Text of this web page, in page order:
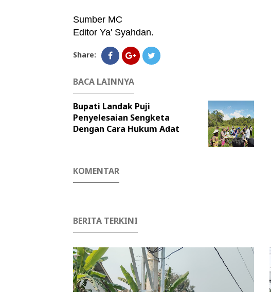
Sumber MC
Editor Ya' Syahdan.
Share:
BACA LAINNYA
Bupati Landak Puji
Penyelesaian Sengketa
Dengan Cara Hukum Adat
KOMENTAR
BERITA TERKINI